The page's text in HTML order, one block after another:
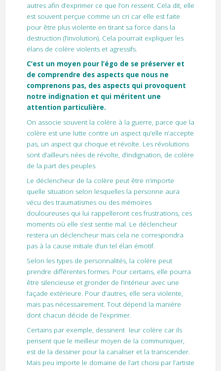
autres afin d’exprimer ce que l’on ressent. Cela dit, elle
est souvent perçue comme un cri car elle est faite
pour être plus violente en tirant sa force dans la
destruction (l’involution). Cela pourrait expliquer les
élans de colère violents et agressifs.
C’est un moyen pour l’égo de se préserver et
de comprendre des aspects que nous ne
comprenons pas, des aspects qui provoquent
notre indignation et qui méritent une
attention particulière.
On associe souvent la colère à la guerre, parce que la
colère est une lutte contre un aspect qu’elle n’accepte
pas, un aspect qui choque et révolte. Les révolutions
sont d’ailleurs nées de révolte, d’indignation, de colère
de la part des peuples.
Le déclencheur de la colère peut être n’importe
quelle situation selon lesquelles la personne aura
vécu des traumatismes ou des mémoires
douloureuses qui lui rappelleront ces frustrations, ces
moments où elle s’est sentie mal. Le déclencheur
restera un déclencheur mais cela ne correspondra
pas à la cause initiale d’un tel élan émotif.
Selon les types de personnalités, la colère peut
prendre différentes formes. Pour certains, elle pourra
être silencieuse et gronder de l’intérieur avec une
façade extérieure. Pour d’autres, elle sera violente,
mais pas nécessairement. Tout dépend la manière
dont chacun décide de l’exprimer.
Certains par exemple, dessinent leur colère car ils
pensent que le meilleur moyen de la communiquer,
est de la dessiner pour la canaliser et la transcender.
Mais peu importe le domaine de l’art choisi par l’artiste